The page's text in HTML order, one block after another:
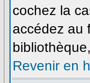
cochez la
accédez au
Revenir en